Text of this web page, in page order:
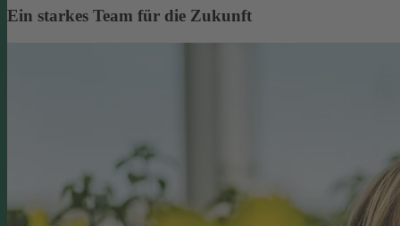
Ein starkes Team für die Zukunft